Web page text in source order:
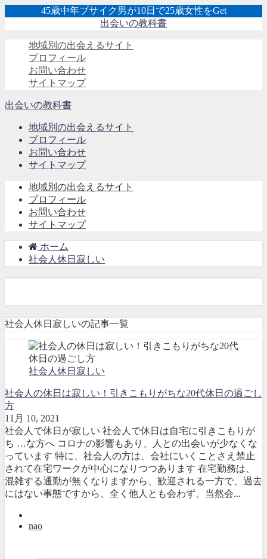
45歳中年ブサイク男が10日で25歳女性をGet
出会いの教科書
地域別の出会えるサイト
プロフィール
お問い合わせ
サイトマップ
出会いの教科書
地域別の出会えるサイト
プロフィール
お問い合わせ
サイトマップ
地域別の出会えるサイト
プロフィール
お問い合わせ
サイトマップ
ホーム
社会人休日寂しい
社会人休日寂しいの記事一覧
社会人休日寂しい
社会人の休日は寂しい！引きこもりがちな20代休日の過ごし
方
11月 10, 2021
社会人で休日が寂しい 社会人で休日は自宅に引きこもりが
ち …な方へ コロナの影響もあり、人との出会いが少なくな
っています 特に、社会人の方は、会社にいくことさえ禁止
されて在宅ワークが中心になりつつあります 在宅勤務は、
混雑する通勤が無くなりますから、歓迎される一方で、過去
にはない事態ですから、全く他人とも会わず、当然会...
nao